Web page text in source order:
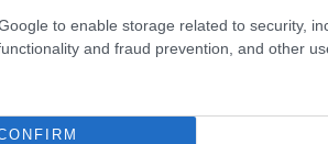
to enable storage related to security,
and fraud prevention, and other